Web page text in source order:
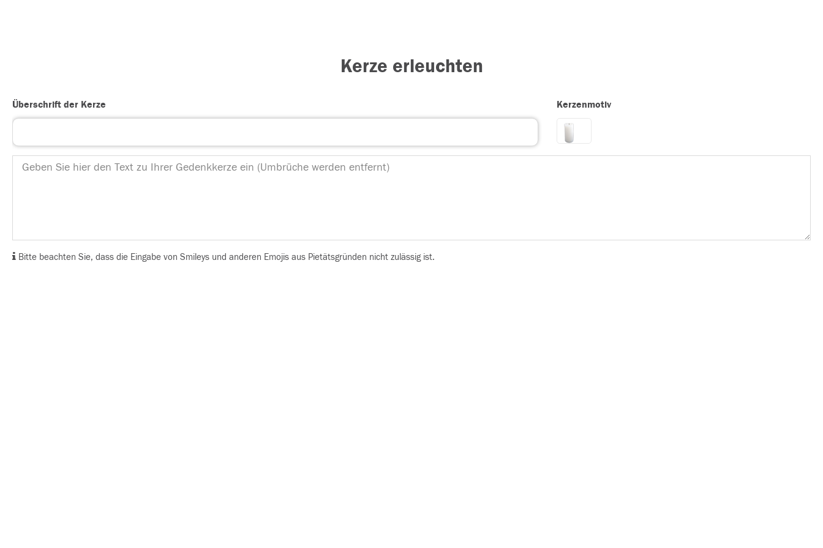
Kerze erleuchten
Überschrift der Kerze Kerzenmotiv
Bitte beachten Sie, dass die Eingabe von Smileys und anderen Emojis aus Pietätsgründen nicht zulässig ist.